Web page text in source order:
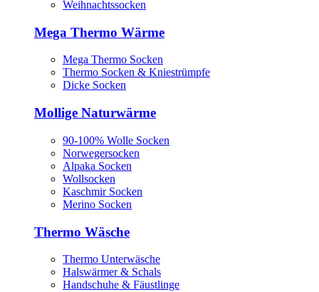
Weihnachtssocken
Mega Thermo Wärme
Mega Thermo Socken
Thermo Socken & Kniestrümpfe
Dicke Socken
Mollige Naturwärme
90-100% Wolle Socken
Norwegersocken
Alpaka Socken
Wollsocken
Kaschmir Socken
Merino Socken
Thermo Wäsche
Thermo Unterwäsche
Halswärmer & Schals
Handschuhe & Fäustlinge